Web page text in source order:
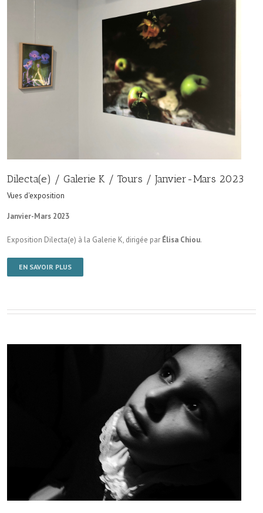
Dilecta(e) / Galerie K / Tours / Janvier-Mars 2023
Vues d'exposition
Janvier-Mars 2023
Exposition Dilecta(e) à la Galerie K, dirigée par Élisa Chiou.
EN SAVOIR PLUS